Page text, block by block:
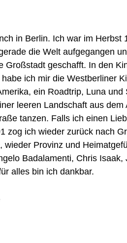
in Berlin. Ich war im Herbst
die Welt aufgegangen
Großstadt geschafft. In den
ich mir die Westberliner
ein Roadtrip, Luna und
leeren Landschaft aus dem
tanzen. Falls ich einen
zog ich wieder zurück nach
, wieder Provinz und
Badalamenti, Chris Isaak,
alles bin ich dankbar.